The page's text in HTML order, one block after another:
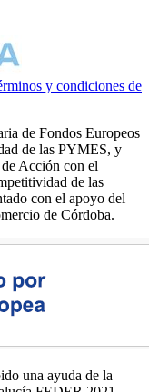
y condiciones de
de Fondos Europeos
de las PYMES, y
Acción con el
de las
con el apoyo del
de Córdoba.
una ayuda de la